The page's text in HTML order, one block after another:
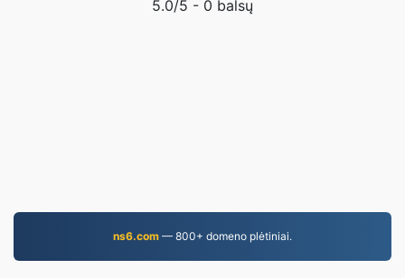
5.0/5 - 0 balsų
ns6.com — 800+ domeno plėtiniai.